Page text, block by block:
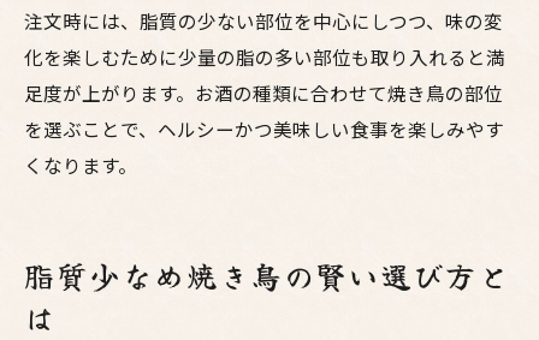
注文時には、脂質の少ない部位を中心にしつつ、味の変
化を楽しむために少量の脂の多い部位も取り入れると満
足度が上がります。お酒の種類に合わせて焼き鳥の部位
を選ぶことで、ヘルシーかつ美味しい食事を楽しみやす
くなります。
脂質少なめ焼き鳥の賢い選び方と
は